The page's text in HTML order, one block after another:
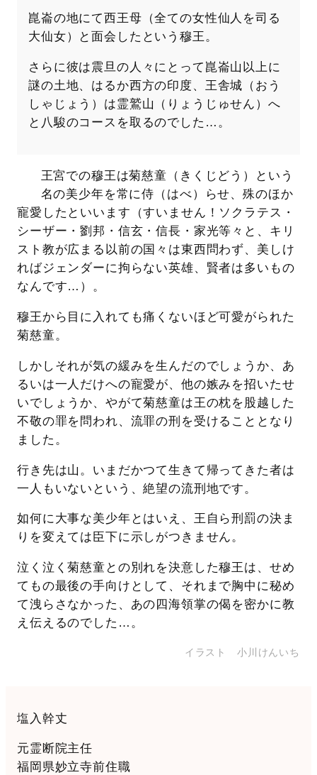
崑崙の地にて西王母（全ての女性仙人を司る
大仙女）と面会したという穆王。
さらに彼は震旦の人々にとって崑崙山以上に
謎の土地、はるか西方の印度、王舎城（おう
しゃじょう）は霊鷲山（りょうじゅせん）へ
と八駿のコースを取るのでした…。
王宮での穆王は菊慈童（きくじどう）という
名の美少年を常に侍（はべ）らせ、殊のほか
寵愛したといいます（すいません！ソクラテス・
シーザー・劉邦・信玄・信長・家光等々と、キリ
スト教が広まる以前の国々は東西問わず、美しけ
ればジェンダーに拘らない英雄、賢者は多いもの
なんです…）。
穆王から目に入れても痛くないほど可愛がられた
菊慈童。
しかしそれが気の緩みを生んだのでしょうか、あ
るいは一人だけへの寵愛が、他の嫉みを招いたせ
いでしょうか、やがて菊慈童は王の枕を股越した
不敬の罪を問われ、流罪の刑を受けることとなり
ました。
行き先は山。いまだかつて生きて帰ってきた者は
一人もいないという、絶望の流刑地です。
如何に大事な美少年とはいえ、王自ら刑罰の決ま
りを変えては臣下に示しがつきません。
泣く泣く菊慈童との別れを決意した穆王は、せめ
てもの最後の手向けとして、それまで胸中に秘め
て洩らさなかった、あの四海領掌の偈を密かに教
え伝えるのでした…。
イラスト 小川けんいち
塩入幹丈
元霊断院主任
福岡県妙立寺前住職